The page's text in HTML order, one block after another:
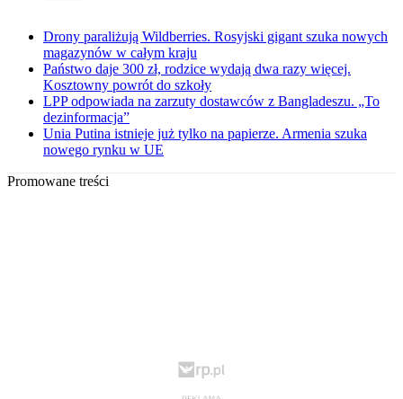
Drony paraliżują Wildberries. Rosyjski gigant szuka nowych
magazynów w całym kraju
Państwo daje 300 zł, rodzice wydają dwa razy więcej.
Kosztowny powrót do szkoły
LPP odpowiada na zarzuty dostawców z Bangladeszu. „To
dezinformacja”
Unia Putina istnieje już tylko na papierze. Armenia szuka
nowego rynku w UE
Promowane treści